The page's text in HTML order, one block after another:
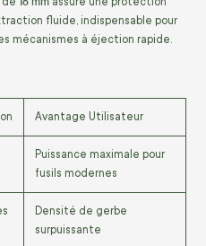
fluide, indispensable pour
mécanismes à éjection rapide.
Avantage Utilisateur
Puissance maximale pour
fusils modernes
Densité de gerbe
surpuissante